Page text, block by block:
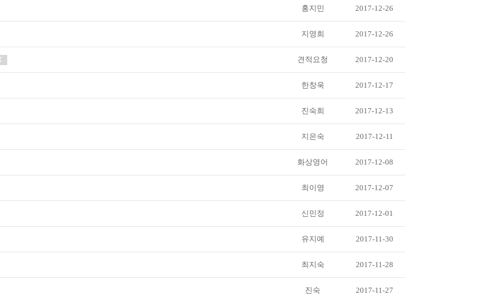
홍지민 2017-12-26
지영희 2017-12-26
견적요청 2017-12-20
한창욱 2017-12-17
진숙희 2017-12-13
지은숙 2017-12-11
화상영어 2017-12-08
최이영 2017-12-07
신민정 2017-12-01
유지예 2017-11-30
최지숙 2017-11-28
진숙 2017-11-27